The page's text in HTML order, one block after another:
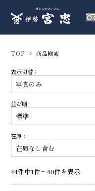
TOP 商品検索
表示切替：
並び順：
在庫：
44件中1件～40件を表示